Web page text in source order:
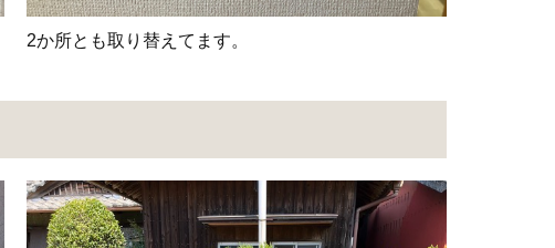
2か所とも取り替えてます。